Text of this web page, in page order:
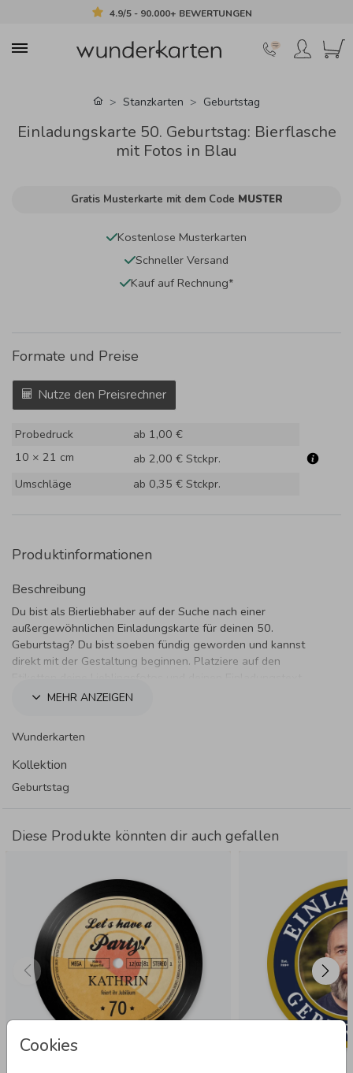
4.9/5 - 90.000+ BEWERTUNGEN
Cookies
Stanzkarten Geburtstag
Einladungskarte 50. Geburtstag: Bierflasche
mit Fotos in Blau
Gratis Musterkarte mit dem Code MUSTER
Kostenlose Musterkarten
Schneller Versand
Kauf auf Rechnung*
Formate und Preise
Nutze den Preisrechner
Probedruck
ab 1,00 €
10 × 21 cm
ab 2,00 € Stckpr.
Umschläge
ab 0,35 € Stckpr.
Produktinformationen
Beschreibung
Du bist als Bierliebhaber auf der Suche nach einer
außergewöhnlichen Einladungskarte für deinen 50.
Geburtstag? Du bist soeben fündig geworden und kannst
direkt mit der Gestaltung beginnen. Platziere auf den
Rufe herbei, um mal wieder gemeinsam ordentlich einen zu
MEHR ANZEIGEN
Wunderkarten
Kollektion
Geburtstag
Diese Produkte könnten dir auch gefallen